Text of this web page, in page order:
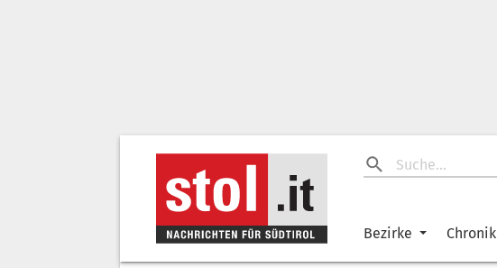
Bezirke Chronik